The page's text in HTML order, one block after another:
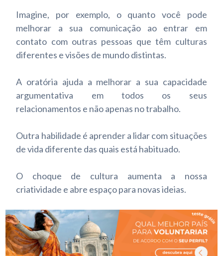
Imagine, por exemplo, o quanto você pode
melhorar a sua comunicação ao entrar em
contato com outras pessoas que têm culturas
diferentes e visões de mundo distintas.
A oratória ajuda a melhorar a sua capacidade
argumentativa em todos os seus
relacionamentos e não apenas no trabalho.
Outra habilidade é aprender a lidar com situações
de vida diferente das quais está habituado.
O choque de cultura aumenta a nossa
criatividade e abre espaço para novas ideias.